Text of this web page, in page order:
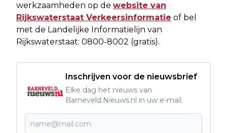
werkzaamheden op de website van
Rijkswaterstaat Verkeersinformatie of bel
met de Landelijke Informatielijn van
Rijkswaterstaat: 0800-8002 (gratis).
Inschrijven voor de nieuwsbrief
Elke dag het nieuws van
Barneveld.Nieuws.nl in uw e-mail.